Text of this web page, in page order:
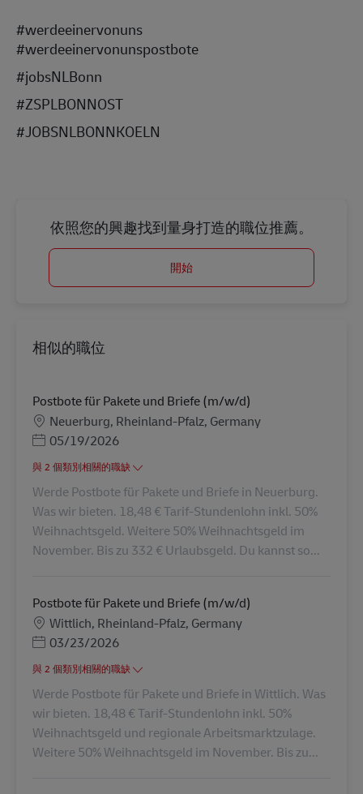
#werdeeinervonuns
#werdeeinervonunspostbote
#jobsNLBonn
#ZSPLBONNOST
#JOBSNLBONNKOELN
依照您的興趣找到量身打造的職位推薦。
開始
相似的職位
Postbote für Pakete und Briefe (m/w/d)
地點Neuerburg, Rheinland-Pfalz, Germany
Posted Date
05/19/2026
與 2 個類別相關的職缺
Werde Postbote für Pakete und Briefe in Neuerburg.
Was wir bieten. 18,48 € Tarif-Stundenlohn inkl. 50%
Weihnachtsgeld. Weitere 50% Weihnachtsgeld im
November. Bis zu 332 € Urlaubsgeld. Du kannst so...
Postbote für Pakete und Briefe (m/w/d)
地點Wittlich, Rheinland-Pfalz, Germany
Posted Date
03/23/2026
與 2 個類別相關的職缺
Werde Postbote für Pakete und Briefe in Wittlich. Was
wir bieten. 18,48 € Tarif-Stundenlohn inkl. 50%
Weihnachtsgeld und regionale Arbeitsmarktzulage.
Weitere 50% Weihnachtsgeld im November. Bis zu...